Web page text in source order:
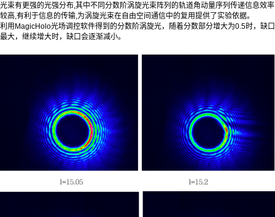
光束有更强的光强分布,其中不同分数阶涡旋光束阵列的轨道角动量序列传递信息效率
较高,有利于信息的传输,为涡旋光束在自由空间通信中的复用提供了实验依据。
利用MagicHolo光场调控软件得到的分数阶涡旋光，随着分数部分增大为0.5时，缺口
最大，继续增大时，缺口会逐渐减小。